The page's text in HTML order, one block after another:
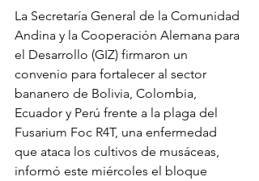
La Secretaría General de la Comunidad
Andina y la Cooperación Alemana para
el Desarrollo (GIZ) firmaron un
convenio para fortalecer al sector
bananero de Bolivia, Colombia,
Ecuador y Perú frente a la plaga del
Fusarium Foc R4T, una enfermedad
que ataca los cultivos de musáceas,
informó este miércoles el bloque